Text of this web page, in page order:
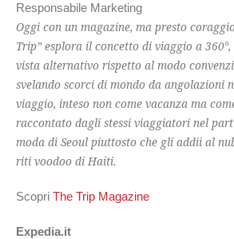
Responsabile Marketing
Oggi con un magazine, ma presto
Trip” esplora il concetto di viaggio a
vista alternativo rispetto al modo
svelando scorci di mondo da angolazioni
viaggio, inteso non come vacanza ma
raccontato dagli stessi viaggiatori nel
moda di Seoul piuttosto che gli addii al
riti voodoo di Haiti.
Scopri The Trip Magazine
Expedia.it